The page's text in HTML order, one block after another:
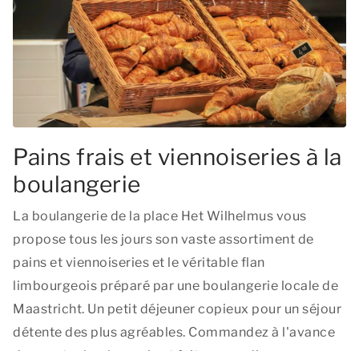
Pains frais et viennoiseries à la
boulangerie
La boulangerie de la place Het Wilhelmus vous
propose tous les jours son vaste assortiment de
pains et viennoiseries et le véritable flan
limbourgeois préparé par une boulangerie locale de
Maastricht. Un petit déjeuner copieux pour un séjour
détente des plus agréables. Commandez à l'avance